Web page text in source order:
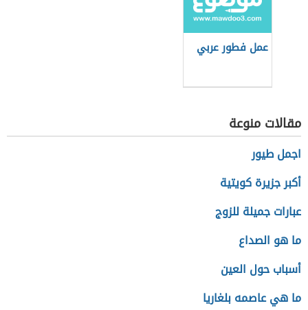
عمل فطور عربي
مقالات منوعة
اجمل طيور
أكبر جزيرة كويتية
عبارات جميلة للزوج
ما هو الصداع
أسباب حول العين
ما هي عاصمه بلغاريا